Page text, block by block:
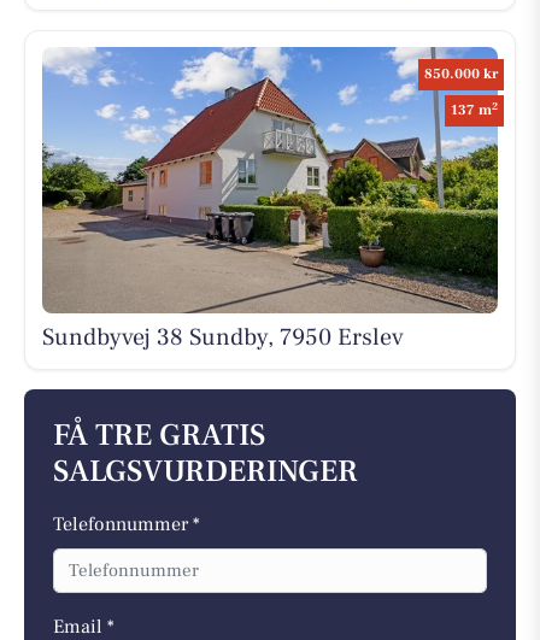
850.000 kr
137 m2
Sundbyvej 38 Sundby, 7950 Erslev
FÅ TRE GRATIS
SALGSVURDERINGER
Telefonnummer *
Email *